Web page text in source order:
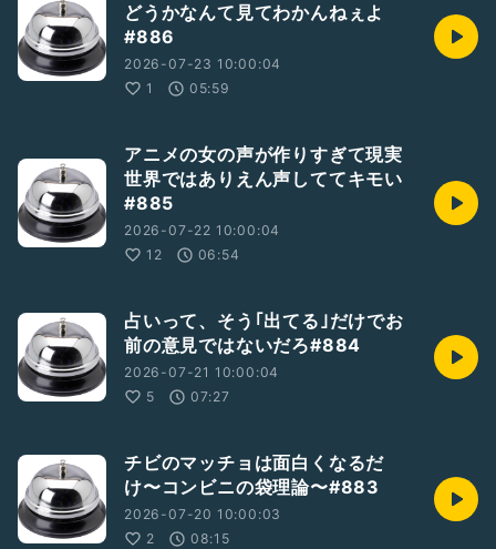
どうかなんて見てわかんねぇよ
#886
2026-07-23 10:00:04
1
05:59
アニメの女の声が作りすぎて現実
世界ではありえん声しててキモい
#885
2026-07-22 10:00:04
12
06:54
占いって、そう｢出てる｣だけでお
前の意見ではないだろ#884
2026-07-21 10:00:04
5
07:27
チビのマッチョは面白くなるだ
け〜コンビニの袋理論〜#883
2026-07-20 10:00:03
2
08:15